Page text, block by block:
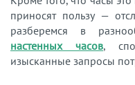
приносят пользу —
разберемся в
настенных часов,
изысканные запросы